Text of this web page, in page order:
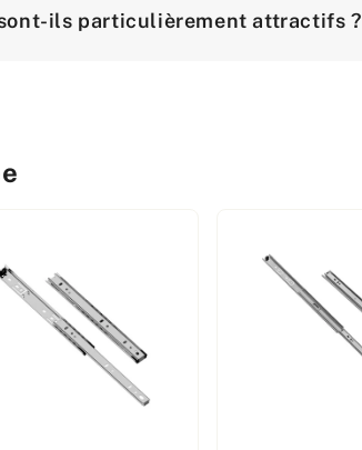
ils particulièrement attractifs ?